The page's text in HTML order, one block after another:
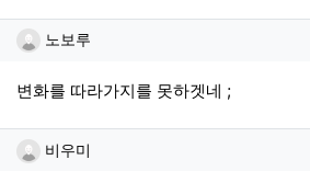
노보루님의 댓글
노보루
변화를 따라가지를 못하겟네 ;
비우미님의 댓글
비우미